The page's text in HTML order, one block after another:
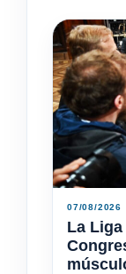
07/08/2026
La